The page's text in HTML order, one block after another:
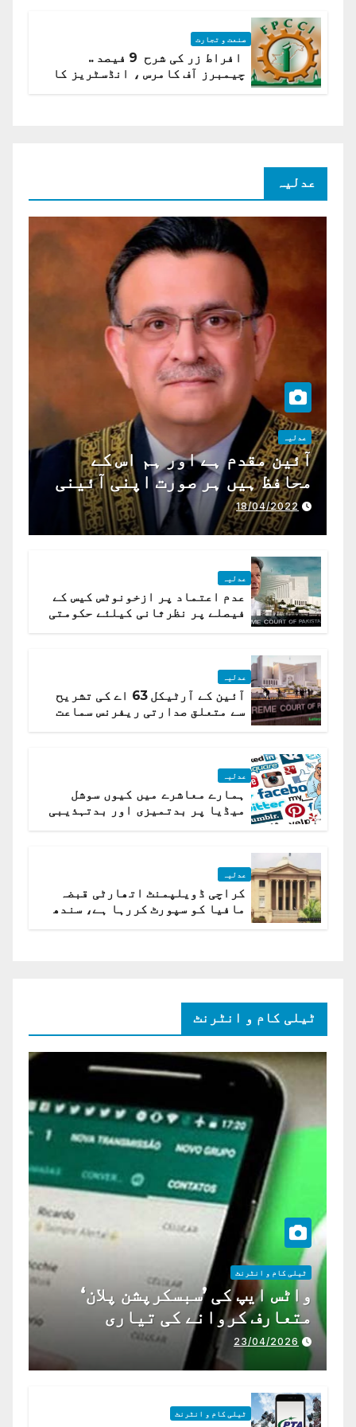
صنعت و تجارت
افراط زر کی شرح 9 فیصد ..
چیمبرز آف کامرس ، انڈسٹریز کا
عدلیہ
عدلیہ
آئین مقدم ہے اور ہم اس کے
محافظ ہیں ہر صورت اپنی آئینی
ذمہ داری ادا کرینگے ، چیف
جسٹس پاکستان
18/04/2022
عدلیہ
عدم اعتماد پر ازخونوٹس کیس کے
فیصلے پر نظرثانی کیلئے حکومتی
عدلیہ
آئین کے آرٹیکل 63 اے کی تشریح
سے متعلق صدارتی ریفرنس سماعت
عدلیہ
ہمارے معاشرے میں کیوں سوشل
میڈیا پر بدتمیزی اور بدتہذیبی
عدلیہ
کراچی ڈویلپمنٹ اتھارٹی قبضہ
مافیا کو سپورٹ کررہا ہے، سندھ
ٹیلی کام و انٹرنٹ
ٹیلی کام و انٹرنٹ
واٹس ایپ کی ’سبسکرپشن پلان‘
متعارف کروانے کی تیاری
23/04/2026
ٹیلی کام و انٹرنٹ